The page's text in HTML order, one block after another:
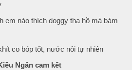
em nào thích doggy tha hồ mà bám
co bóp tốt, nước nôi tự nhiên
Ngân cam kết